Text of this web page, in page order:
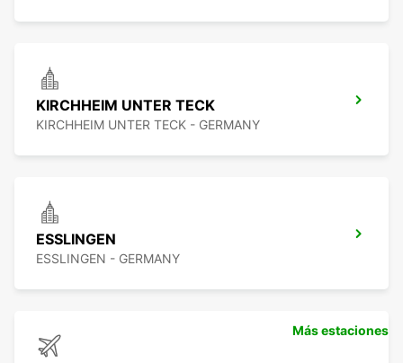
KIRCHHEIM UNTER TECK
KIRCHHEIM UNTER TECK - GERMANY
ESSLINGEN
ESSLINGEN - GERMANY
Más estaciones